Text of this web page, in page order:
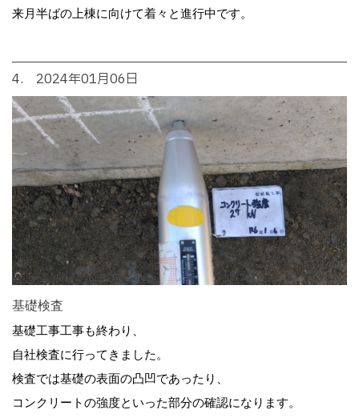
来月半ばの上棟に向けて着々と進行中です。
4. 2024年01月06日
基礎検査
基礎工事工事も終わり、
自社検査に行ってきました。
検査では基礎の表面の凸凹であったり、
コンクリートの強度といった部分の確認になります。